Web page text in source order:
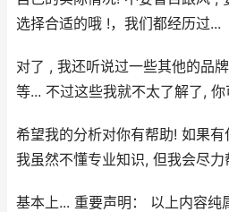
选择合适的哦 !，我们都经历过...
对了 , 我还听说过一些其他的品
等... 不过这些我就不太了解了,
希望我的分析对你有帮助! 如果
我虽然不懂专业知识, 但我会尽力
基本上... 重要声明： 以上内容纯